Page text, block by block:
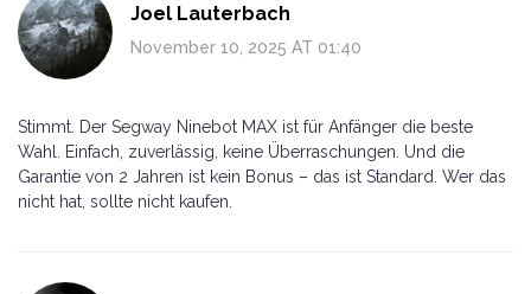
Joel Lauterbach
November 10, 2025 AT 01:40
Stimmt. Der Segway Ninebot MAX ist für Anfänger die beste
Wahl. Einfach, zuverlässig, keine Überraschungen. Und die
Garantie von 2 Jahren ist kein Bonus – das ist Standard. Wer das
nicht hat, sollte nicht kaufen.